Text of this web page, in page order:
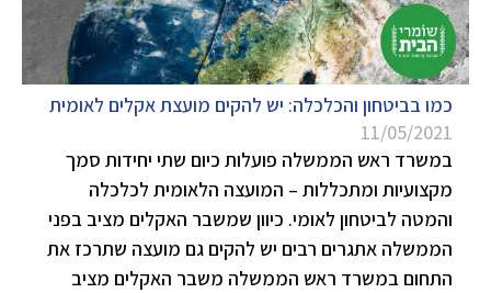
כמו בביטחון והכלכלה: יש להקים מועצת אקלים לאומית
11/05/2021
במשרד ראש הממשלה פועלות כיום שתי יחידות סמך
מקצועיות ומתכללות – המועצה הלאומית לכלכלה
והמטה לביטחון לאומי. כיוון שמשבר האקלים מציב בפני
הממשלה אתגרים רבים יש להקים גם מועצה שתרכז את
התחום במשרד ראש הממשלה משבר האקלים מציב